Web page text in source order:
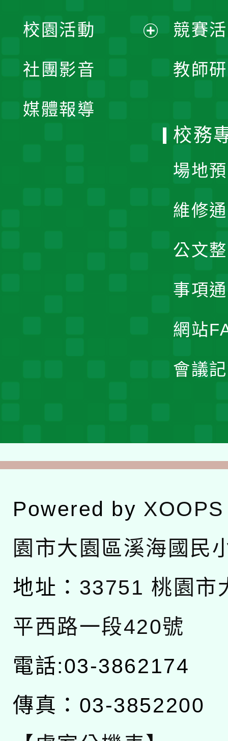
競賽
教師
開
校園活動
社團影音
媒體報導
校務
場地
維修
公文
事項
網站
會議
Powered by XOOPS
園市大園區溪海國民
地址： 33751 桃園市
平西路一段420號
電話:03-3862174
傳真：03-3852200